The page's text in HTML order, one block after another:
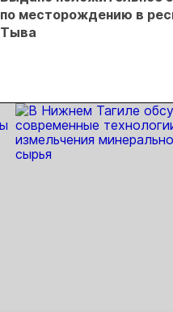
по месторождению в
Тыва